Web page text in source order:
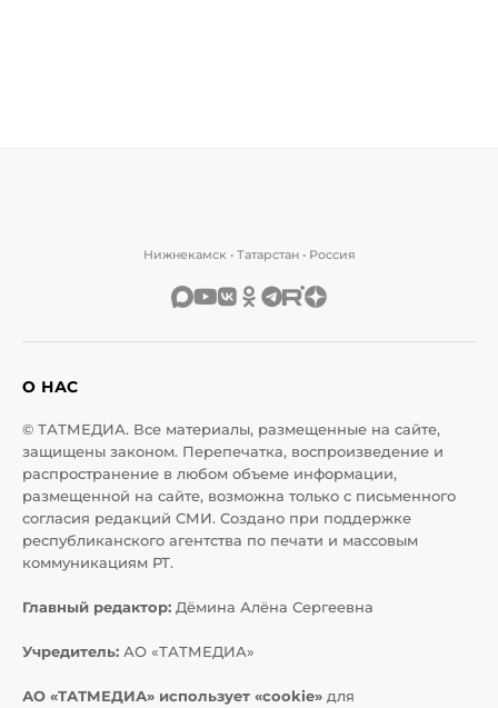
Нижнекамск • Татарстан • Россия
О НАС
© ТАТМЕДИА. Все материалы, размещенные на сайте,
защищены законом. Перепечатка, воспроизведение и
распространение в любом объеме информации,
размещенной на сайте, возможна только с письменного
согласия редакций СМИ. Создано при поддержке
республиканского агентства по печати и массовым
коммуникациям РТ.
Главный редактор: Дёмина Алёна Сергеевна
Учредитель: АО «ТАТМЕДИА»
АО «ТАТМЕДИА» использует «cookie» для